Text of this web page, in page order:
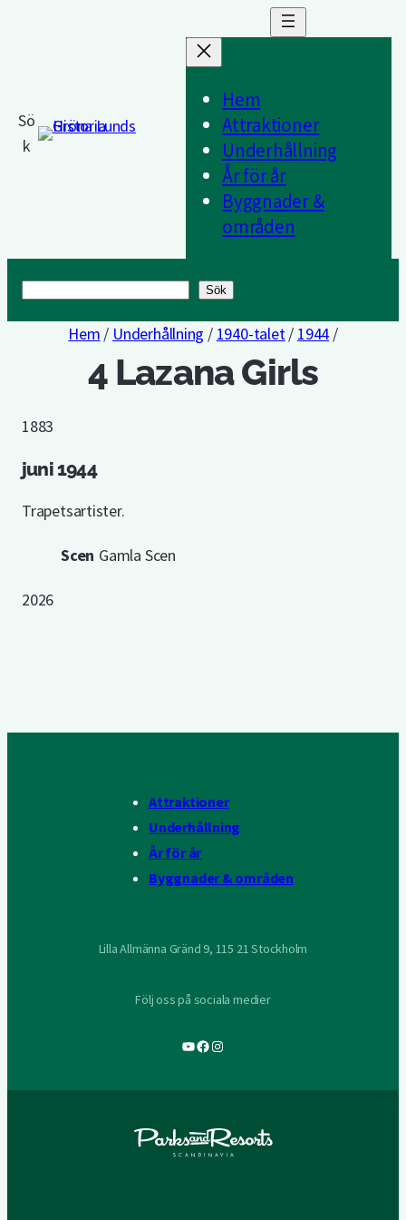
Sö
k
Hem
Attraktioner
Underhållning
År för år
Byggnader &
områden
Sök
Hem / Underhållning / 1940-talet/ 1944 /
4 Lazana Girls
1883
juni 1944
Trapetsartister.
Scen Gamla Scen
2026
Attraktioner
Underhållning
År för år
Byggnader & områden
Lilla Allmänna Gränd 9, 115 21 Stockholm
Följ oss på sociala medier
YouTube
Facebook
Instagram